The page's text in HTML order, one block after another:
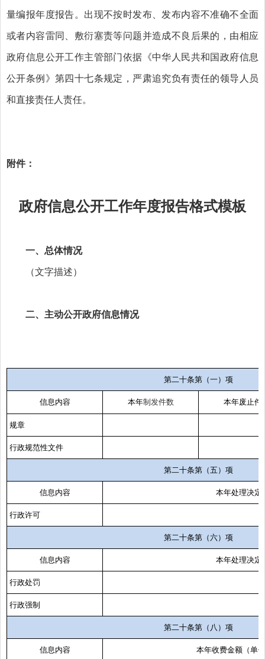
量编报年度报告。出现不按时发布、发布内容不准确不全面
或者内容雷同、敷衍塞责等问题并造成不良后果的，由相应
政府信息公开工作主管部门依据《中华人民共和国政府信息
公开条例》第四十七条规定，严肃追究负有责任的领导人员
和直接责任人责任。
附件：
政府信息公开工作年度报告格式模板
一、总体情况
（文字描述）
二、主动公开政府信息情况
第二十条第（一）项
信息内容 本年制发件数 本年废止件
规章
行政规范性文件
第二十条第（五）项
信息内容 本年处理决定
行政许可
第二十条第（六）项
信息内容 本年处理决定
行政处罚
行政强制
第二十条第（八）项
信息内容 本年收费金额（单